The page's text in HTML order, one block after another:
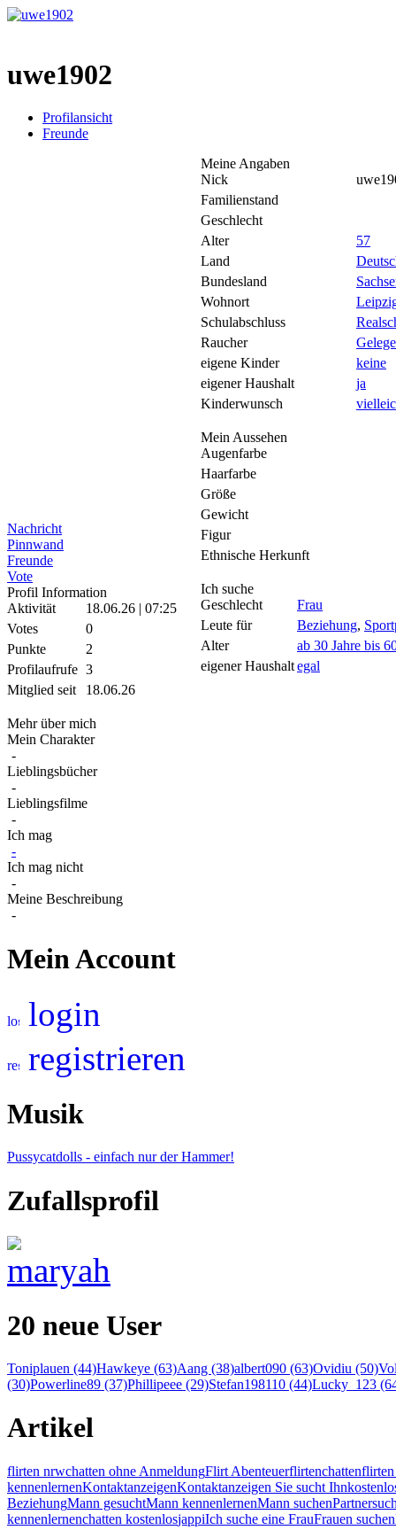
uwe1902
Profilansicht
Freunde
Nachricht
Pinnwand
Freunde
Vote
Profil Information
Aktivität
18.06.26 | 07:25
Votes
0
Punkte
2
Profilaufrufe 3
Mitglied seit
18.06.26
Meine Angaben
Nick
Familienstand
Geschlecht
Alter
57
Land
Bundesland
Wohnort
Schulabschluss
Raucher
eigene Kinder
keine
eigener Haushalt
ja
Kinderwunsch
Mein Aussehen
Augenfarbe
Haarfarbe
Größe
Gewicht
Figur
Ethnische Herkunft
Ich suche
Geschlecht
Frau
Leute für
Beziehung,
Alter
ab 30 Jahre bis
eigener Haushaltegal
Mehr über mich
Mein Charakter
-
Lieblingsbücher
-
Lieblingsfilme
-
Ich mag
-
Ich mag nicht
-
Meine Beschreibung
-
Mein Account
login
registrieren
Musik
Pussycatdolls - einfach nur der Hammer!
Zufallsprofil
20 neue User
Toniplauen (44)Hawkeye (63)Aang (38)albert090 (63)Ovidiu (50)
(30)Powerline89 (37)Phillipeee (29)Stefan198110 (44)Lucky_123
Artikel
flirten nrwchatten ohne AnmeldungFlirt Abenteuerflirtenchattenflirten
kennenlernenKontaktanzeigenKontaktanzeigen Sie sucht Ihn
BeziehungMann gesuchtMann kennenlernenMann suchen
kennenlernenchatten kostenlosjappiIch suche eine FrauFrauen suchen